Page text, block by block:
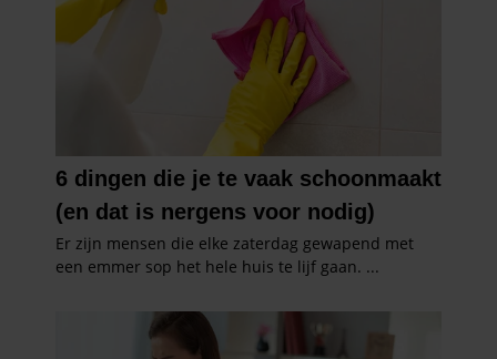
verzameld op basis van uw gebruik van hun services. U
gaat akkoord met onze cookies als u onze website blijft